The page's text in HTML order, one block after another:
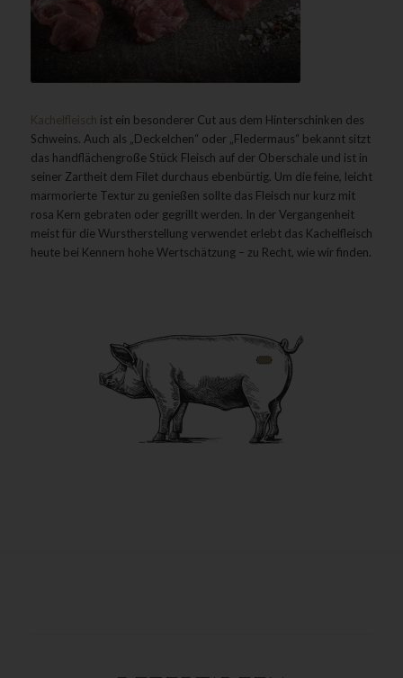
Kachelfleisch ist ein besonderer Cut aus dem Hinterschinken des
Schweins. Auch als „Deckelchen“ oder „Fledermaus“ bekannt sitzt
das handflächengroße Stück Fleisch auf der Oberschale und ist in
seiner Zartheit dem Filet durchaus ebenbürtig. Um die feine, leicht
marmorierte Textur zu genießen sollte das Fleisch nur kurz mit
rosa Kern gebraten oder gegrillt werden. In der Vergangenheit
meist für die Wurstherstellung verwendet erlebt das Kachelfleisch
heute bei Kennern hohe Wertschätzung – zu Recht, wie wir finden.